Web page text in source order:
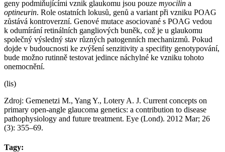
geny podmiňujícími vznik glaukomu jsou pouze myocilin a
optineurin. Role ostatních lokusů, genů a variant při vzniku POAG
zůstává kontroverzní. Genové mutace asociované s POAG vedou
k odumírání retinálních gangliových buněk, což je u glaukomu
společný výsledný stav různých patogenních mechanizmů. Pokud
dojde v budoucnosti ke zvýšení senzitivity a specifity genotypování,
bude možno rutinně testovat jedince náchylné ke vzniku tohoto
onemocnění.
(lis)
Zdroj: Gemenetzi M., Yang Y., Lotery A. J. Current concepts on
primary open-angle glaucoma genetics: a contribution to disease
pathophysiology and future treatment. Eye (Lond). 2012 Mar; 26
(3): 355–69.
Tagy: